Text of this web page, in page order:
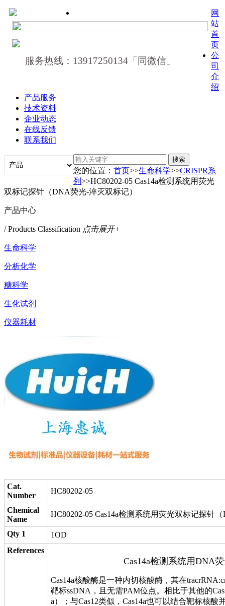
服务热线：13917250134「同微信」
网
站
首
页
公
司
介
绍
产品服务
技术资料
企业动态
在线反馈
联系我们
您的位置：首页>>生命科学>>CRISPR系
列>>HC80202-05 Cas14a检测系统用荧光
双标记探针（DNA荧光-淬灭双标记）
产品中心
/ Products Classification 点击展开+
生命科学
分析化学
糖科学
生化试剂
仪器耗材
Cat.
Number
HC80202-05
Chemical
Name
HC80202-05 Cas14a检测系统用荧光双标记探针
Qty 1
1OD
References
Cas14a检测系统用DNA
Cas14a核酸酶是一种内切核酸酶，其在
靶标ssDNA，且无需PAM位点。相比于其他的
a）；与Cas12类似，Cas14a也可以结合靶标核